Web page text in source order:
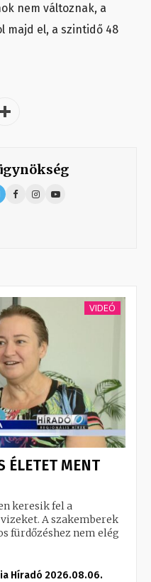
nem változnak, a
majd el, a szintidő 48
VIDEÓ
ÉLETET MENT
keresik fel a
A szakemberek
fürdőzéshez nem elég
Híradó 2026.08.06.